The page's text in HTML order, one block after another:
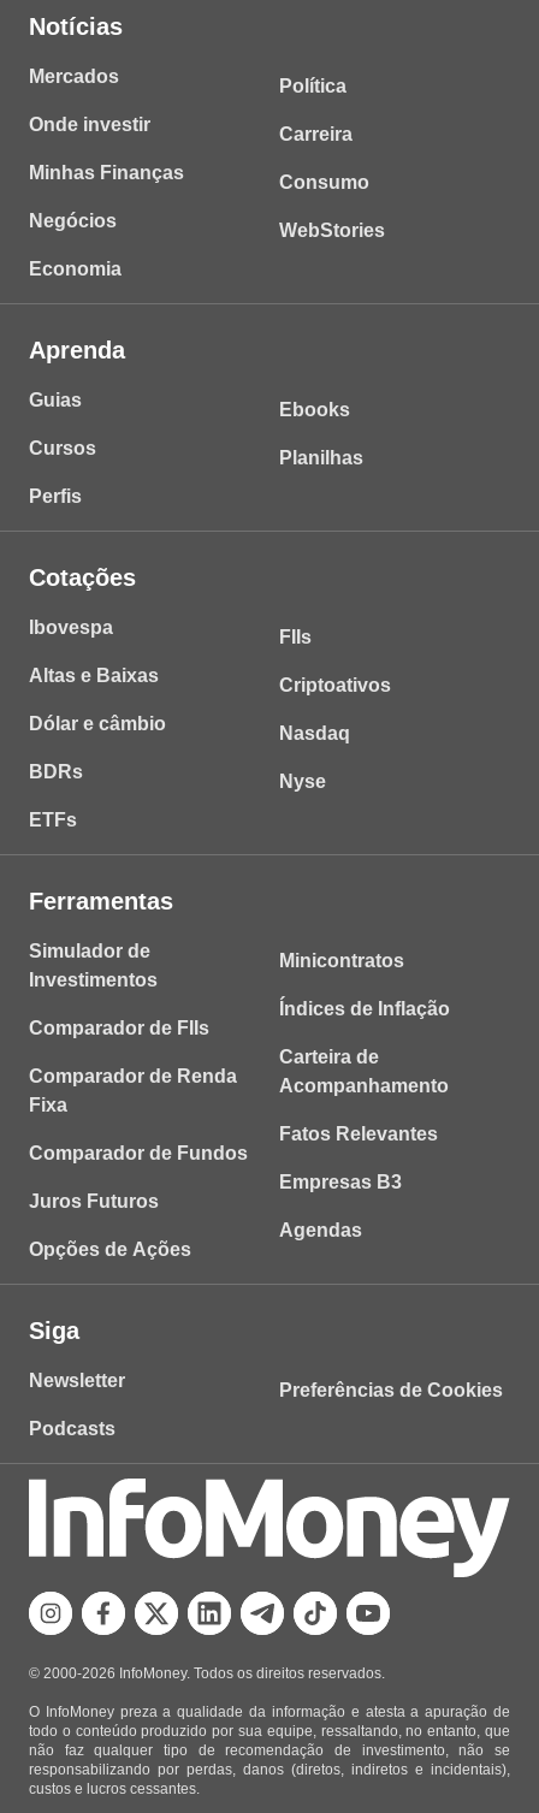
Notícias
Mercados
Onde investir
Minhas Finanças
Negócios
Economia
Política
Carreira
Consumo
WebStories
Aprenda
Guias
Cursos
Perfis
Ebooks
Planilhas
Cotações
Ibovespa
Altas e Baixas
Dólar e câmbio
BDRs
ETFs
FIIs
Criptoativos
Nasdaq
Nyse
Ferramentas
Simulador de
Investimentos
Comparador de FIIs
Comparador de Renda
Fixa
Comparador de Fundos
Juros Futuros
Opções de Ações
Minicontratos
Índices de Inflação
Carteira de
Acompanhamento
Fatos Relevantes
Empresas B3
Agendas
Siga
Newsletter
Podcasts
Preferências de Cookies
© 2000-2026 InfoMoney. Todos os direitos reservados.
O InfoMoney preza a qualidade da informação e atesta a apuração de
todo o conteúdo produzido por sua equipe, ressaltando, no entanto, que
não faz qualquer tipo de recomendação de investimento, não se
responsabilizando por perdas, danos (diretos, indiretos e incidentais),
custos e lucros cessantes.